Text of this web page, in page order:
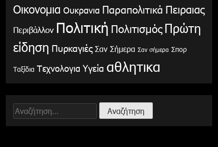
Οικονομια Ουκρανια Παραπολιτικά Πειραιας
Περιβάλλον Πολιτική Πολιτισμός Πρώτη
είδηση Πυρκαγιές Σαν Σήμερα Σαν σήμερα Σπορ
Ταξίδια Τεχνολογια Υγεία αθλητικα
Αναζήτηση
για: